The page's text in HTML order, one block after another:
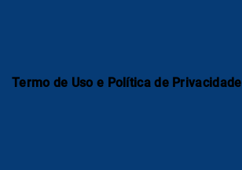
Termo de Uso e Política de Privacidade